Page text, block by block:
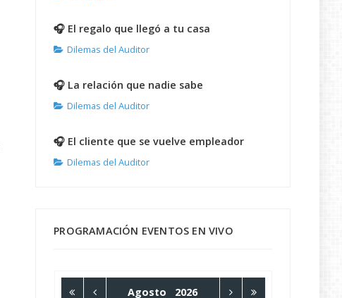
🎧 El regalo que llegó a tu casa
Dilemas del Auditor
🎧 La relación que nadie sabe
Dilemas del Auditor
🎧 El cliente que se vuelve empleador
Dilemas del Auditor
PROGRAMACIÓN EVENTOS EN VIVO
Agosto 2026